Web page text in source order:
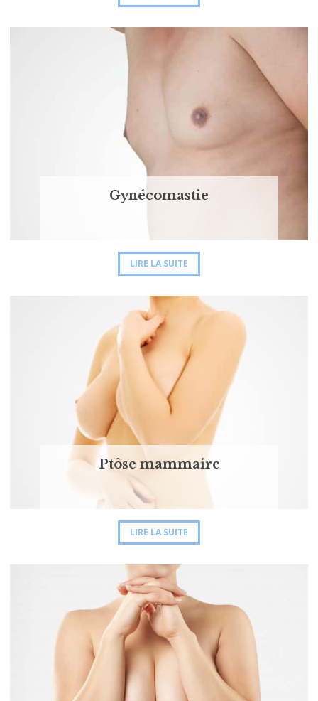
Gynécomastie
LIRE LA SUITE
Ptôse mammaire
LIRE LA SUITE